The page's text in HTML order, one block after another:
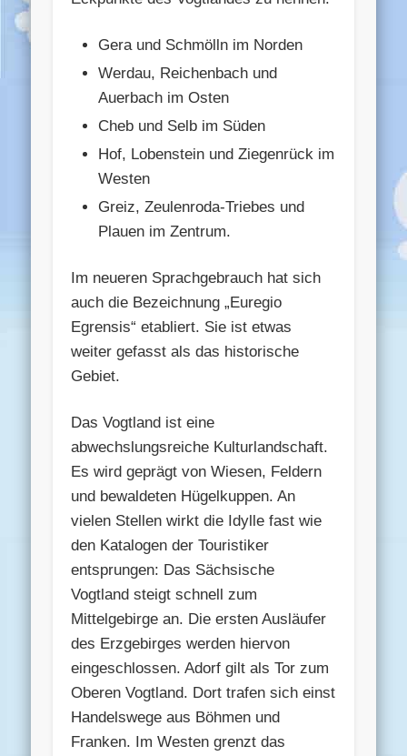
Gera und Schmölln im Norden
Werdau, Reichenbach und
Auerbach im Osten
Cheb und Selb im Süden
Hof, Lobenstein und Ziegenrück im
Westen
Greiz, Zeulenroda-Triebes und
Plauen im Zentrum.
Im neueren Sprachgebrauch hat sich
auch die Bezeichnung „Euregio
Egrensis“ etabliert. Sie ist etwas
weiter gefasst als das historische
Gebiet.
Das Vogtland ist eine
abwechslungsreiche Kulturlandschaft.
Es wird geprägt von Wiesen, Feldern
und bewaldeten Hügelkuppen. An
vielen Stellen wirkt die Idylle fast wie
den Katalogen der Touristiker
entsprungen: Das Sächsische
Vogtland steigt schnell zum
Mittelgebirge an. Die ersten Ausläufer
des Erzgebirges werden hiervon
eingeschlossen. Adorf gilt als Tor zum
Oberen Vogtland. Dort trafen sich einst
Handelswege aus Böhmen und
Franken. Im Westen grenzt das